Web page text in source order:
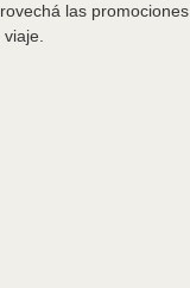
las promociones